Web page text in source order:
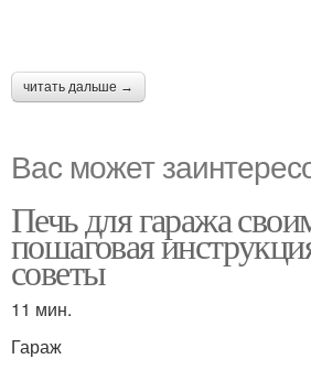
читать дальше →
Вас может
Печь для гаража
пошаговая
советы
11 мин.
Гараж